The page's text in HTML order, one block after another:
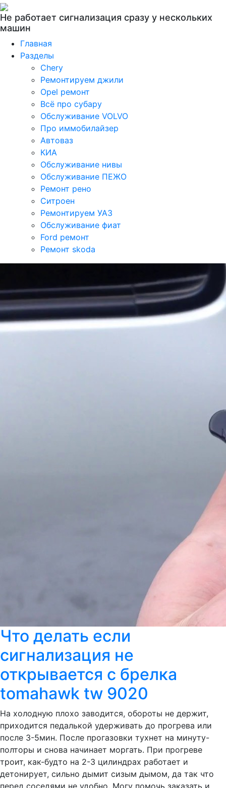
Не работает сигнализация сразу у нескольких
машин
Главная
Разделы
Chery
Ремонтируем джили
Opel ремонт
Всё про субару
Обслуживание VOLVO
Про иммобилайзер
Автоваз
КИА
Обслуживание нивы
Обслуживание ПЕЖО
Ремонт рено
Ситроен
Ремонтируем УАЗ
Обслуживание фиат
Ford ремонт
Ремонт skoda
Что делать если
сигнализация не
открывается с брелка
tomahawk tw 9020
На холодную плохо заводится, обороты не держит,
приходится педалькой удерживать до прогрева или
после 3-5мин. После прогазовки тухнет на минуту-
полторы и снова начинает моргать. При прогреве
троит, как-будто на 2-3 цилиндрах работает и
детонирует, сильно дымит сизым дымом, да так что
перед соседями не удобно. Могу помочь заказать и